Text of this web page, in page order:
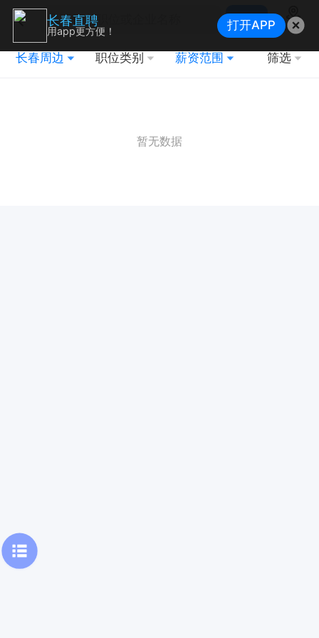
搜索
地图
长春周边 职位类别 薪资范围 筛选
暂无数据
长春直聘
用app更方便！ 打开APP